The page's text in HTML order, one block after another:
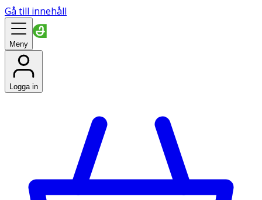
Gå till innehåll
Meny
Logga in